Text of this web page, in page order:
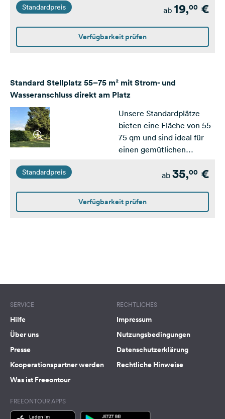
durch ihre großzügige
Wasseranschluss sowie
einen Stromanschluss
mit Hecken eingefasst, die
für Privatsphäre und eine
sorgen – perfekt für einen
komfortablen und
bequemen
Campingurlaub!Strom
Verbrauch abgerechnet.
Standardpreis ab 19,00 €
Verfügbarkeit prüfen
Standard Stellplatz 55–75 m² mit Strom- und
Wasseranschluss direkt am Platz
Unsere Standardplätze
bieten eine Fläche von 55-
75 qm und sind ideal für
einen gemütlichen
verfügen über einen
Stromanschluss direkt auf
der Parzelle. Die Plätze
wird vor Ort nach
Standardpreis ab 35,00 €
Verfügbarkeit prüfen
SERVICE
Hilfe
Über uns
Presse
Kooperationspartner werden
Was ist Freeontour
RECHTLICHES
Impressum
Nutzungsbedingungen
Datenschutzerklärung
Rechtliche Hinweise
FREEONTOUR APPS